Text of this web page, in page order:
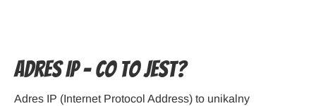
Adres IP – co to jest?
Adres IP (Internet Protocol Address) to unikalny